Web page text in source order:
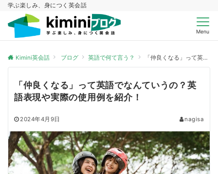
学ぶ楽しみ、身につく英会話
Menu
Kimini英会話 ブログ 英語で何て言う？ 「仲良くなる」って英語でなんていうの？英語表現や実際の使用例を紹介！
「仲良くなる」って英語でなんていうの？英
語表現や実際の使用例を紹介！
2024年4月9日 nagisa